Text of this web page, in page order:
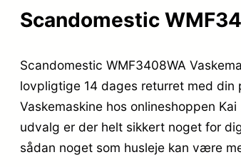
Scandomestic
Scandomestic WMF3408WA
lovpligtige 14 dages returret med din
Vaskemaskine hos onlineshoppen
udvalg er der helt sikkert noget for
sådan noget som husleje kan være